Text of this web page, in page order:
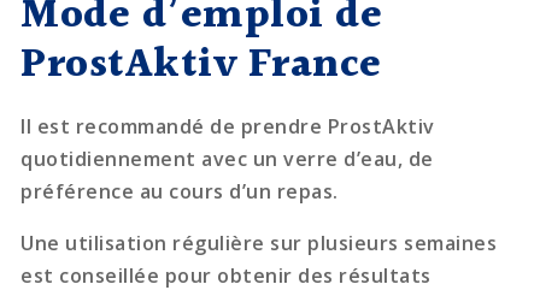
Mode d’emploi de
ProstAktiv France
Il est recommandé de prendre ProstAktiv
quotidiennement avec un verre d’eau, de
préférence au cours d’un repas.
Une utilisation régulière sur plusieurs semaines
est conseillée pour obtenir des résultats